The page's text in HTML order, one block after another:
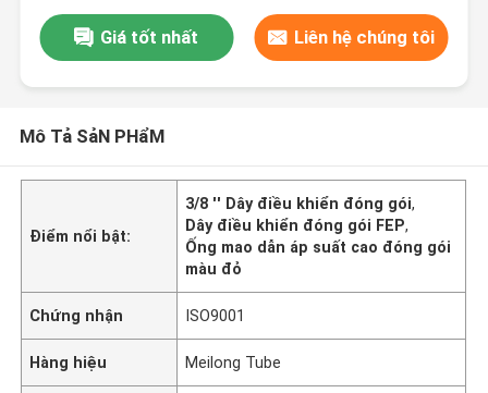
Giá tốt nhất Liên hệ chúng tôi
Mô Tả SảN PHẩM
Điểm nổi bật:
3/8 '' Dây điều khiển đóng gói,
Dây điều khiển đóng gói FEP,
Ống mao dẫn áp suất cao đóng gói
màu đỏ
Chứng nhận ISO9001
Hàng hiệu Meilong Tube